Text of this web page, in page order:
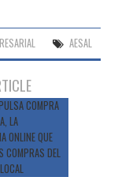
AESAL
COMPRA
LA
ONLINE QUE
COMPRAS DEL